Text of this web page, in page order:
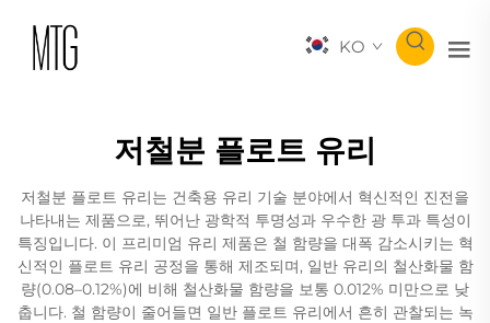
KO
저철분 플로트 유리
저철분 플로트 유리는 건축용 유리 기술 분야에서 혁신적인 진전을
나타내는 제품으로, 뛰어난 광학적 투명성과 우수한 광 투과 특성이
특징입니다. 이 프리미엄 유리 제품은 철 함량을 대폭 감소시키는 혁
신적인 플로트 유리 공정을 통해 제조되며, 일반 유리의 철산화물 함
량(0.08–0.12%)에 비해 철산화물 함량을 보통 0.012% 미만으로 낮
춥니다. 철 함량이 줄어들면 일반 플로트 유리에서 흔히 관찰되는 녹